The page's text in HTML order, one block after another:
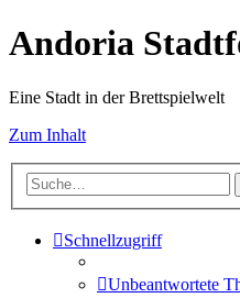
Andoria
Eine Stadt in der Brettspielwelt
Zum Inhalt
Schnellzugriff
Unbeantwortete